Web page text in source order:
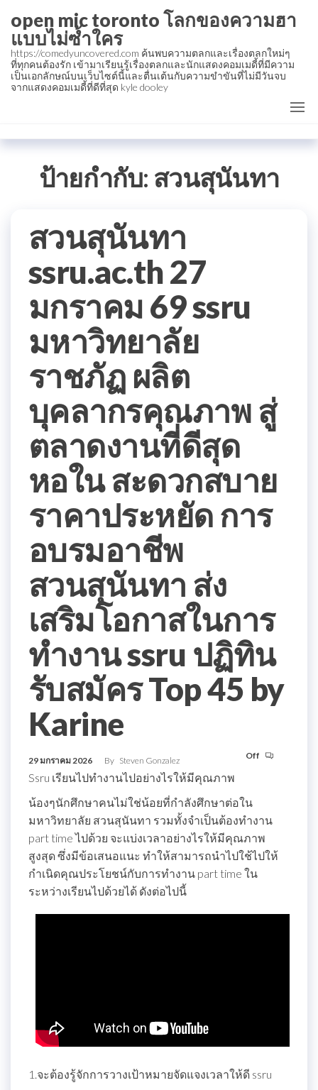
the
content
open mic toronto โลกของความฮา
แบบไม่ซ้ำใคร
https://comedyuncovered.com ค้นพบความตลกและเรื่องตลกใหม่ๆ
ที่ทุกคนต้องรัก เข้ามาเรียนรู้เรื่องตลกและนักแสดงคอมเมดี้ที่มีความ
เป็นเอกลักษณ์บนเว็บไซต์นี้และตื่นเต้นกับความขำขันที่ไม่มีวันจบ
จากแสดงคอมเมดี้ที่ดีที่สุด kyle dooley
ป้ายกำกับ: สวนสุนันทา
สวนสุนันทา
ssru.ac.th 27
มกราคม 69 ssru
มหาวิทยาลัย
ราชภัฏ ผลิต
บุคลากรคุณภาพ สู่
ตลาดงานที่ดีสุด
หอใน สะดวกสบาย
ราคาประหยัด การ
อบรมอาชีพ
สวนสุนันทา ส่ง
เสริมโอกาสในการ
ทำงาน ssru ปฏิทิน
รับสมัคร Top 45 by
Karine
29 มกราคม 2026 By Steven Gonzalez Off
Ssru เรียนไปทำงานไปอย่างไรให้มีคุณภาพ
น้องๆนักศึกษาคนไม่ใช่น้อยที่กำลังศึกษาต่อใน
มหาวิทยาลัย สวนสุนันทา รวมทั้งจำเป็นต้องทำงาน
part time ไปด้วย จะแบ่งเวลาอย่างไรให้มีคุณภาพ
สูงสุด ซึ่งมีข้อเสนอแนะ ทำให้สามารถนำไปใช้ไปให้
กำเนิดคุณประโยชน์กับการทำงาน part time ใน
ระหว่างเรียนไปด้วยได้ ดังต่อไปนี้
1.จะต้องรู้จักการวางเป้าหมายจัดแจงเวลาให้ดี ssru